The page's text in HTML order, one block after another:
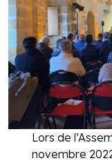
Lors de
novembre